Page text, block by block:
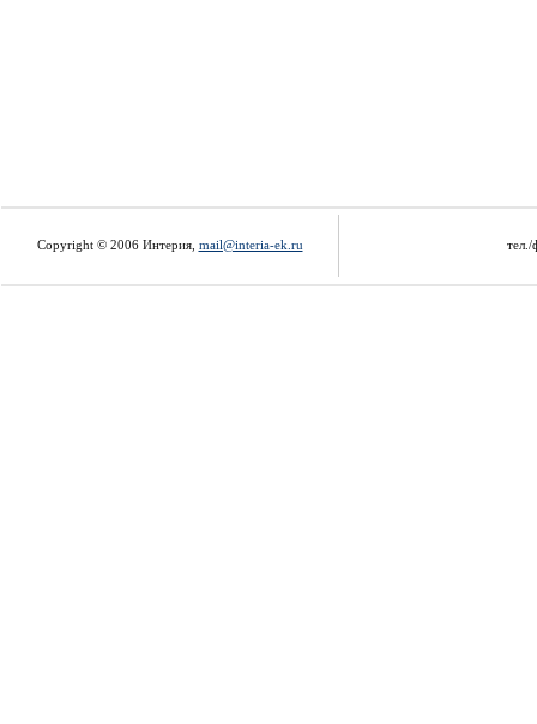
Copyright © 2006 Интерия, mail@interia-ek.ru